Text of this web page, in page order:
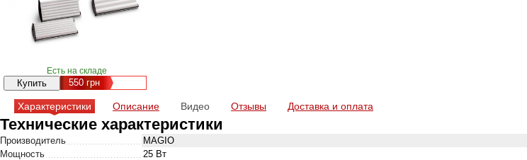
Есть на складе
550грн
Характеристики Описание Видео Отзывы Доставка и оплата
Технические характеристики
Производитель
MAGIO
Мощность
25 Вт